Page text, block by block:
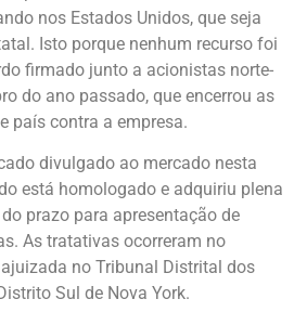
nos Estados Unidos, que seja
Isto porque nenhum recurso foi
firmado junto a acionistas norte-
do ano passado, que encerrou as
país contra a empresa.
divulgado ao mercado nesta
está homologado e adquiriu plena
prazo para apresentação de
As tratativas ocorreram no
no Tribunal Distrital dos
Sul de Nova York.